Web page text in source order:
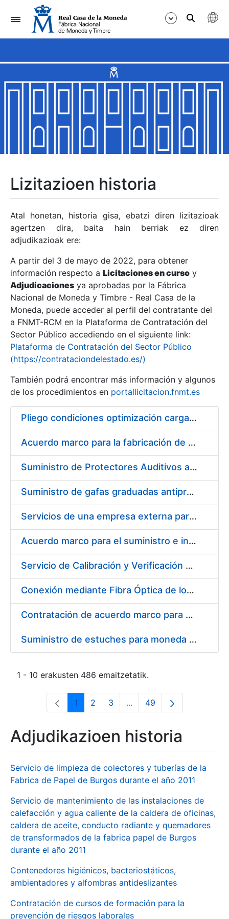
Nabigazioa
Erakutsi/Ezkutatu
Erakutsi/Ezkutatu
Erakutsi/Ezkutatu
Erakutsi/Ezkutatu
Erakutsi/Ezkutatu
Erakutsi/Ezkutatu
Erakutsi/Ezkutatu
Erakutsi/Ezkutatu
Lizitazioen historia
Atal honetan, historia gisa, ebatzi diren lizitazioak
agertzen dira, baita hain berriak ez diren
adjudikazioak ere:
A partir del 3 de mayo de 2022, para obtener
información respecto a Licitaciones en curso y
Adjudicaciones ya aprobadas por la Fábrica
Nacional de Moneda y Timbre - Real Casa de la
Moneda, puede acceder al perfil del contratante del
a FNMT-RCM en la Plataforma de Contratación del
Sector Público accediendo en el siguiente link:
Plataforma de Contratación del Sector Público
(https://contrataciondelestado.es/)
También podrá encontrar más información y algunos
de los procedimientos en portallicitacion.fnmt.es
Pliego condiciones optimización cargas compras firmado
Acuerdo marco para la fabricación de piezas
Suministro de Protectores Auditivos a medida para las personas trabajadoras de los Centros de Trabajo de Madrid y Burgos
Suministro de gafas graduadas antiproyecciones para los trabajadores de la FNMT-RCM en los centros de trabajo de Madrid y Burgos
Servicios de una empresa externa para el asesoramiento y resolución de los recursos de alzada que se presentan relacionados con procesos de selección para la FNMT-RCM
Acuerdo marco para el suministro e instalación de persianas, estores y otros complementos
Servicio de Calibración y Verificación Externa de los Equipos de Medición del Servicio de Prevención de la FNMT-RCM
Conexión mediante Fibra Óptica de los Centros de Proceso de Datos (CPDs) de las sedes de la FNMT-RCM de Burgos y Madrid
Contratación de acuerdo marco para el Suministro de Material de Electricidad para la Fábrica Nacional de Moneda y Timbre-Real Casa de la Moneda en su centro de trabajo de Burgos
Suministro de estuches para moneda de 30 €
1 - 10 erakusten 486 emaitzetatik.
Orrialdea
1 Orrialdea
2 Orrialdea
3 ...Intermediate Pages Use
Orrialdea
49
Adjudikazioen historia
Servicio de limpieza de colectores y tuberías de la
Fabrica de Papel de Burgos durante el año 2011
Servicio de mantenimiento de las instalaciones de
calefacción y agua caliente de la caldera de oficinas,
caldera de aceite, conducto radiante y quemadores
de transformados de la fabrica papel de Burgos
durante el año 2011
Contenedores higiénicos, bacteriostáticos,
ambientadores y alfombras antideslizantes
Contratación de cursos de formación para la
prevención de riesgos laborales